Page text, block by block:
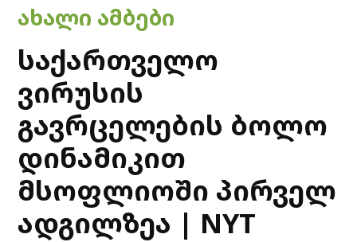
POSTED
IN
ᲐᲮᲐᲚᲘ ᲐᲛᲑᲔᲑᲘ
საქართველო
ვირუსის
გავრცელების ბოლო
დინამიკით
მსოფლიოში პირველ
ადგილზეა | NYT